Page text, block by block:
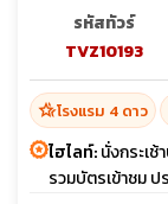
รหัสทัวร์
TVZ10193
hotel_classโรงแรม 4 ดาว
ไฮไลท์:นั่งกระเ
รวมบัตรเข้าชม